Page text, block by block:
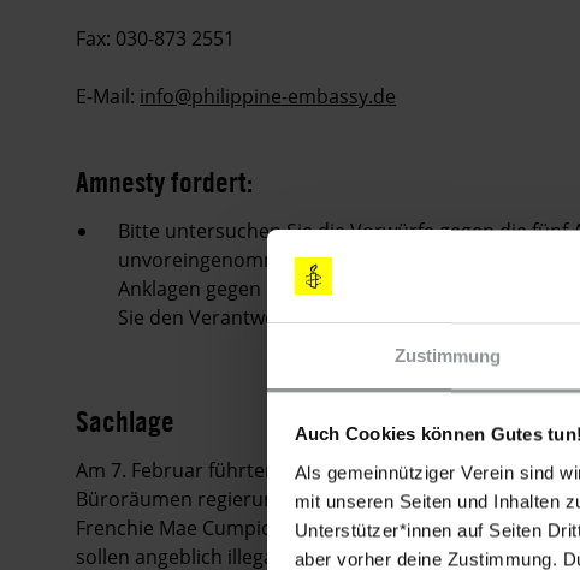
Zustimmung
Auch Cookies können Gutes tun!
Als gemeinnütziger Verein sind
mit unseren Seiten und Inhalten
Unterstützer*innen auf Seiten
aber vorher deine Zustimmung.
Fax: 030-873 2551
E-Mail: info@philippine-embassy.de
Amnesty fordert:
Bitte untersuchen Sie die Vorwürfe gegen die
unvoreingenommen und effektiv. Wenn sich diese
Anklagen gegen die Aktivist_innen fallen und
Sie den Verantwortlichen ein faires
Sachlage
Am 7. Februar führten die philippinischen
Büroräumen regierungskritischer Organisationen
Frenchie Mae Cumpio, Mariel Domequil, Marissa
sollen angeblich illegale Schusswaffen und